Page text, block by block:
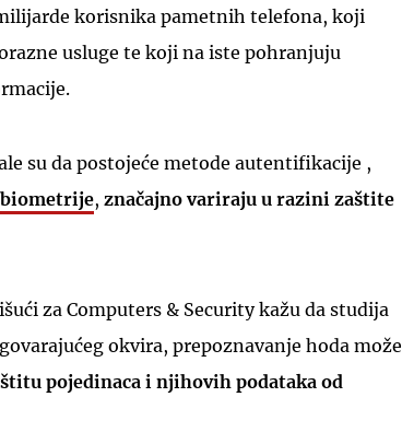
korisnika pametnih telefona, koji
usluge te koji na iste pohranjuju
su da postojeće metode autentifikacije ,
, značajno variraju u razini zaštite
za Computers & Security kažu da studija
okvira, prepoznavanje hoda može
pojedinaca i njihovih podataka od